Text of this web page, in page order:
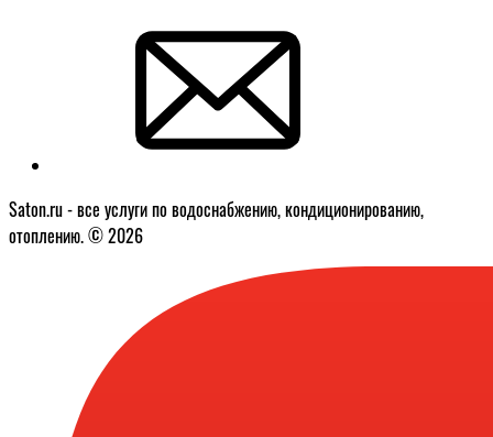
Saton.ru - все услуги по водоснабжению, кондиционированию,
отоплению. © 2026